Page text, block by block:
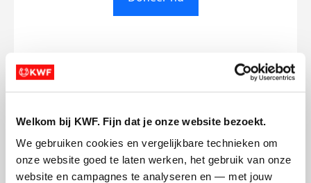
Welkom bij KWF. Fijn dat je onze website bezoekt.
We gebruiken cookies en vergelijkbare technieken om
onze website goed te laten werken, het gebruik van onze
website en campagnes te analyseren en — met jouw
Opgehaald Streefbedrag
Doneer Word lid van mijn team